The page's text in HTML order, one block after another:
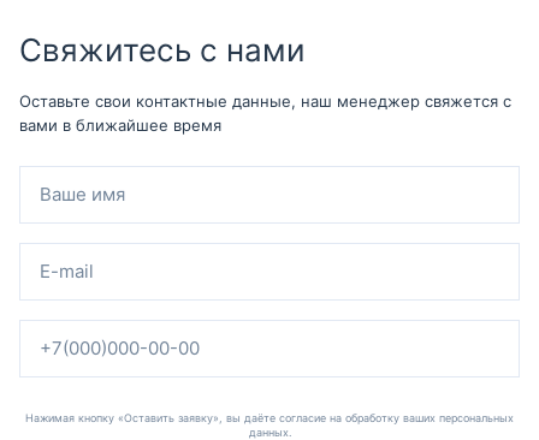
Свяжитесь с нами
Оставьте свои контактные данные, наш менеджер свяжется с
вами в ближайшее время
Нажимая кнопку «Оставить заявку», вы даёте согласие на обработку ваших персональных
данных.